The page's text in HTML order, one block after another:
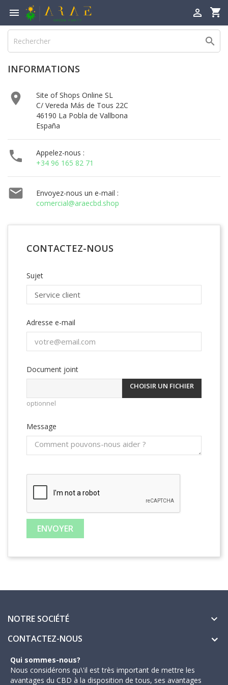
 shopping_cart


INFORMATIONS

Site of Shops Online SL
C/ Vereda Más de Tous 22C
46190 La Pobla de Vallbona
España

Appelez-nous :
+34 96 165 82 71

Envoyez-nous un e-mail :
comercial@araecbd.shop
CONTACTEZ-NOUS
Sujet
Adresse e-mail
Document joint
CHOISIR UN FICHIER
optionnel
Message
NOTRE SOCIÉTÉ 
CONTACTEZ-NOUS
Qui sommes-nous?
Nous considérons qu\'il est très important de mettre les
avantages du CBD à la disposition de tous, ses avantages